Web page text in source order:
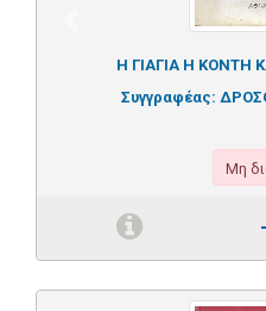
Η ΓΙΑΓΙΑ Η ΚΟΝΤΗ
Συγγραφέας:
Μη
-